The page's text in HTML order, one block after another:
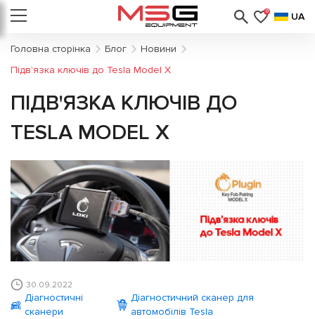
0 UA
Головна сторінка Блог
Новини
Підв'язка ключів до Tesla Model X
ПІДВ'ЯЗКА КЛЮЧІВ ДО
TESLA MODEL X
30.09.2022
Діагностичні
сканери
Діагностичний сканер для
автомобілів Tesla